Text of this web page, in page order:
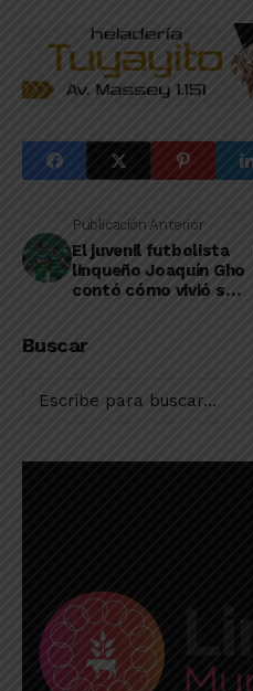
Publicación Anterior
El juvenil futbolista
linqueño Joaquín Gho
contó cómo vivió su
Sarmiento
Buscar